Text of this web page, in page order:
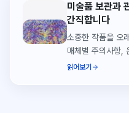
미술품 보관과
간직합니다
소중한 작품을 오
매체별 주의사항,
이사·장기 보관 팁
읽어보기